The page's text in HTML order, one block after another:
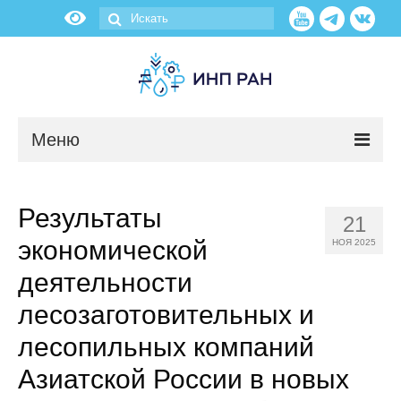
Меню
О нас
Научные подразделения
Администрация
21
НОЯ 2025
Результаты
экономической
деятельности
лесозаготовительных и
лесопильных компаний
Азиатской России в новых